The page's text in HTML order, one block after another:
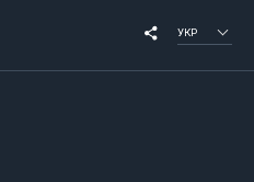
УКР